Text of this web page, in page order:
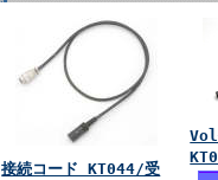
接続コード KT044/受
Vol